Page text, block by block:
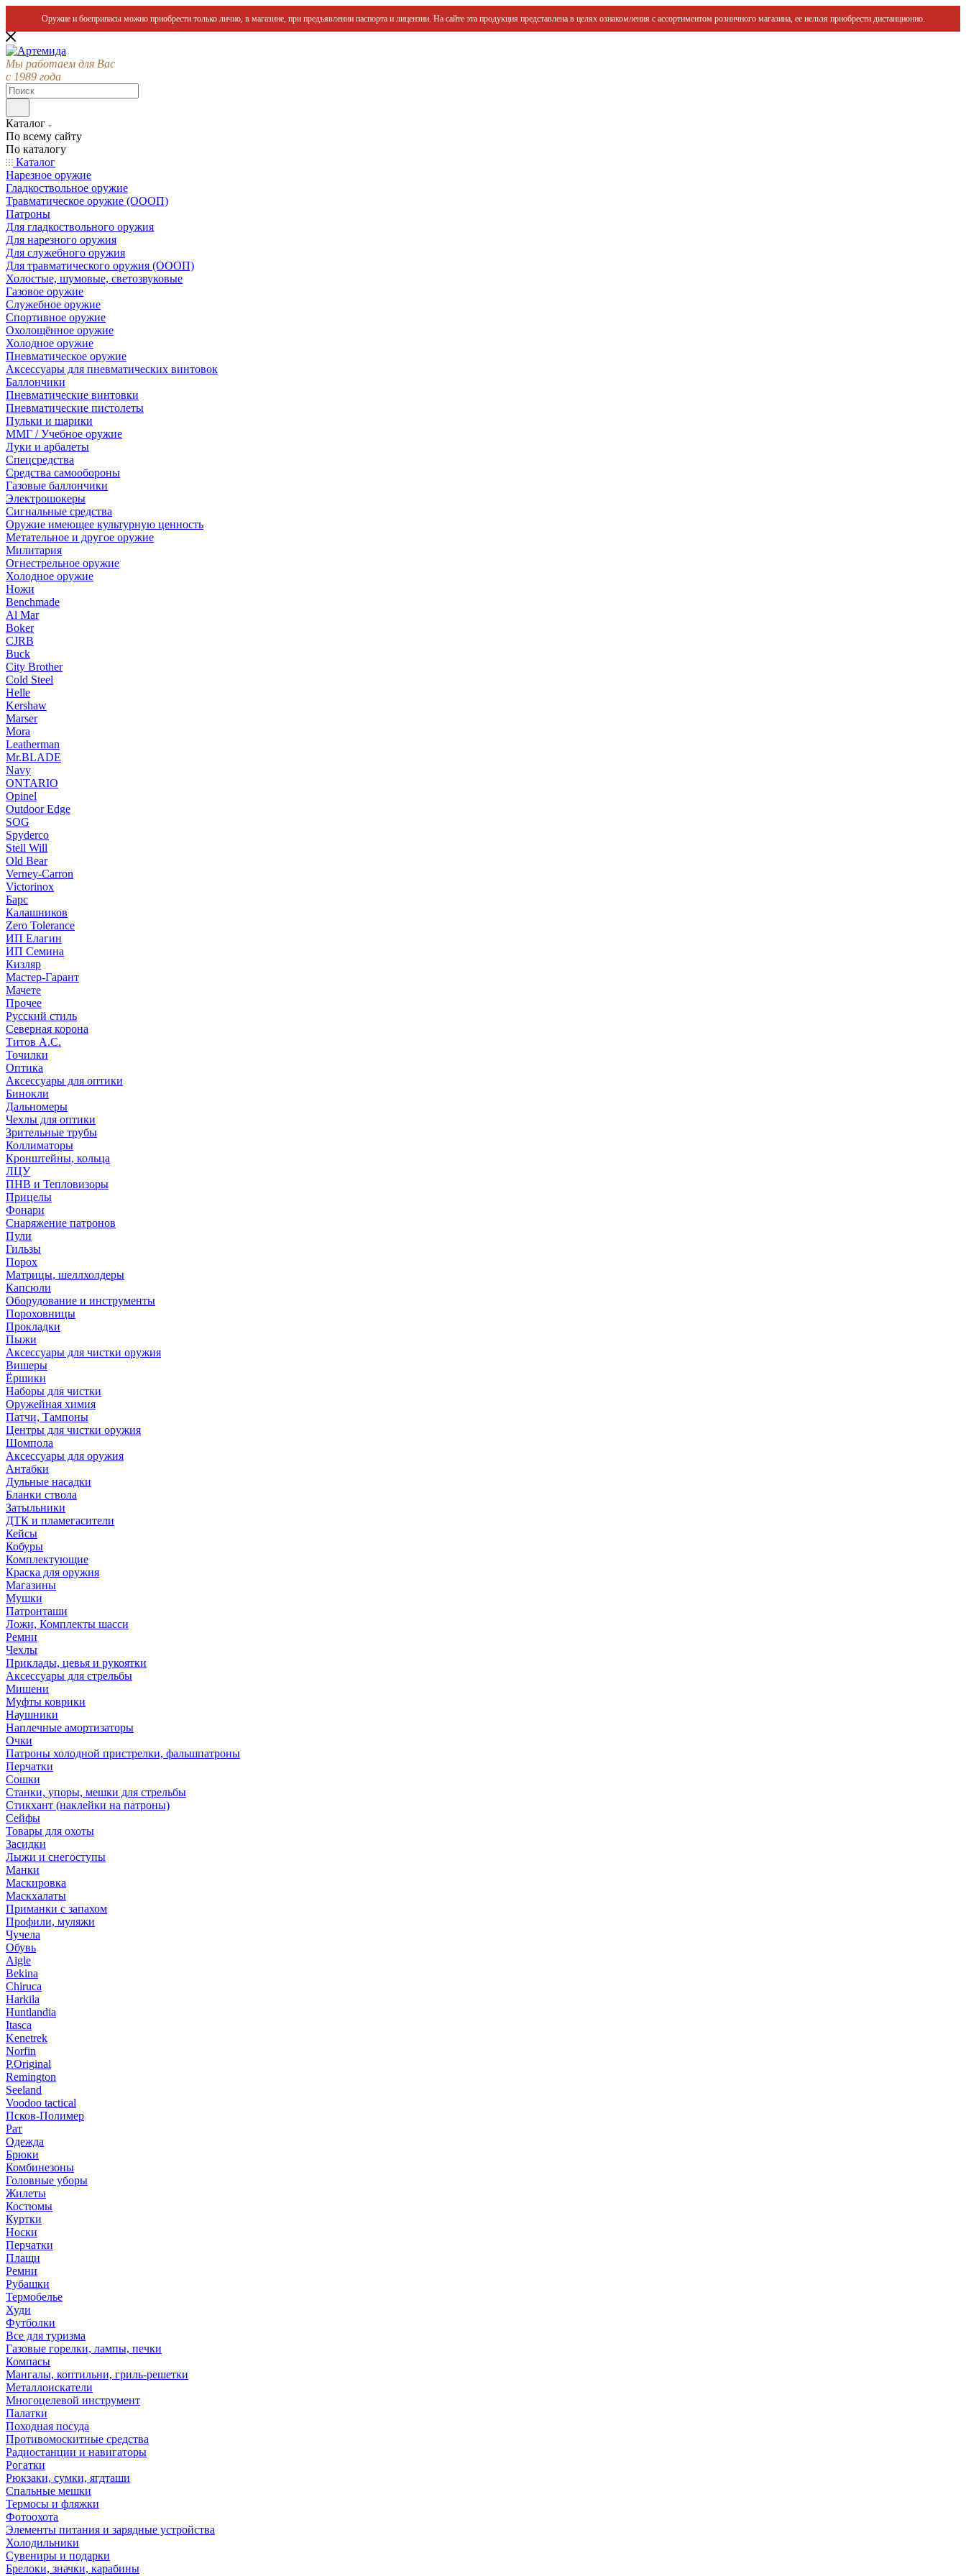
Оружие и боеприпасы можно приобрести только лично, в магазине, при предъявлении паспорта и лицензии. На сайте эта продукция представлена в целях ознакомления с ассортиментом розничного магазина, ее нельзя приобрести дистанционно.
Мы работаем для Вас
с 1989 года
Каталог
По всему сайту
По каталогу
Каталог
Нарезное оружие
Гладкоствольное оружие
Травматическое оружие (ОООП)
Патроны
Для гладкоствольного оружия
Для нарезного оружия
Для служебного оружия
Для травматического оружия (ОООП)
Холостые, шумовые, светозвуковые
Газовое оружие
Служебное оружие
Спортивное оружие
Охолощённое оружие
Холодное оружие
Пневматическое оружие
Аксессуары для пневматических винтовок
Баллончики
Пневматические винтовки
Пневматические пистолеты
Пульки и шарики
ММГ / Учебное оружие
Луки и арбалеты
Спецсредства
Средства самообороны
Газовые баллончики
Электрошокеры
Сигнальные средства
Оружие имеющее культурную ценность
Метательное и другое оружие
Милитария
Огнестрельное оружие
Холодное оружие
Ножи
Benchmade
Al Mar
Boker
CJRB
Buck
City Brother
Cold Steel
Helle
Kershaw
Marser
Mora
Leatherman
Mr.BLADE
Navy
ONTARIO
Opinel
Outdoor Edge
SOG
Spyderco
Stell Will
Old Bear
Verney-Carron
Victorinox
Барс
Калашников
Zero Tolerance
ИП Елагин
ИП Семина
Кизляр
Мастер-Гарант
Мачете
Прочее
Русский стиль
Северная корона
Титов А.С.
Точилки
Оптика
Аксессуары для оптики
Бинокли
Дальномеры
Чехлы для оптики
Зрительные трубы
Коллиматоры
Кронштейны, кольца
ЛЦУ
ПНВ и Тепловизоры
Прицелы
Фонари
Снаряжение патронов
Пули
Гильзы
Порох
Матрицы, шеллхолдеры
Капсюли
Оборудование и инструменты
Пороховницы
Прокладки
Пыжи
Аксессуары для чистки оружия
Вишеры
Ёршики
Наборы для чистки
Оружейная химия
Патчи, Тампоны
Центры для чистки оружия
Шомпола
Аксессуары для оружия
Антабки
Дульные насадки
Бланки ствола
Затыльники
ДТК и пламегасители
Кейсы
Кобуры
Комплектующие
Краска для оружия
Магазины
Мушки
Патронташи
Ложи, Комплекты шасси
Ремни
Чехлы
Приклады, цевья и рукоятки
Аксессуары для стрельбы
Мишени
Муфты коврики
Наушники
Наплечные амортизаторы
Очки
Патроны холодной пристрелки, фальшпатроны
Перчатки
Сошки
Станки, упоры, мешки для стрельбы
Стикхант (наклейки на патроны)
Сейфы
Товары для охоты
Засидки
Лыжи и снегоступы
Манки
Маскировка
Маскхалаты
Приманки с запахом
Профили, муляжи
Чучела
Обувь
Aigle
Bekina
Chiruсa
Harkila
Huntlandia
Itasca
Kenetrek
Norfin
P.Original
Remington
Seeland
Voodoo tactical
Псков-Полимер
Рат
Одежда
Брюки
Комбинезоны
Головные уборы
Жилеты
Костюмы
Куртки
Носки
Перчатки
Плащи
Ремни
Рубашки
Термобелье
Худи
Футболки
Все для туризма
Газовые горелки, лампы, печки
Компасы
Мангалы, коптильни, гриль-решетки
Металлоискатели
Многоцелевой инструмент
Палатки
Походная посуда
Противомоскитные средства
Радиостанции и навигаторы
Рогатки
Рюкзаки, сумки, ягдташи
Спальные мешки
Термосы и фляжки
Фотоохота
Элементы питания и зарядные устройства
Холодильники
Сувениры и подарки
Брелоки, значки, карабины